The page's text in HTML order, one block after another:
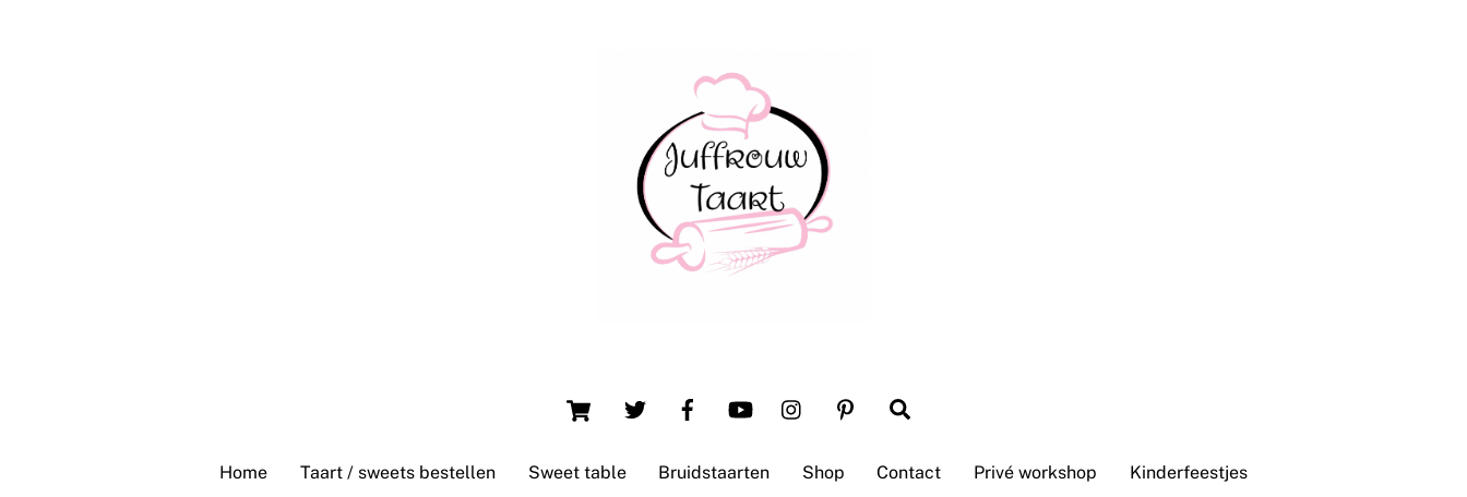
Cart
Home Taart / sweets bestellen Sweet table Bruidstaarten Shop Contact Privé workshop Kinderfeestjes
Top